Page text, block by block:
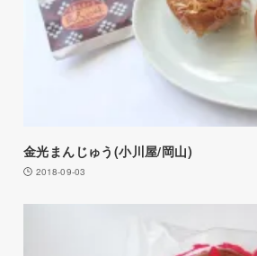
金光まんじゅう(小川屋/岡山)
2018-09-03